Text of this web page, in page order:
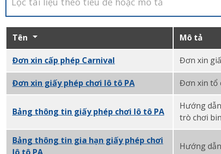
Tên Mô tả
Đơn xin cấp phép Carnival Đơn xin
Đơn xin giấy phép chơi lô tô PAPDF Đơn xin tổ
Bảng thông tin giấy phép chơi lô tô PAPDF
Hướng
trò chơi
Bảng thông tin gia hạn giấy phép chơi
Hướng